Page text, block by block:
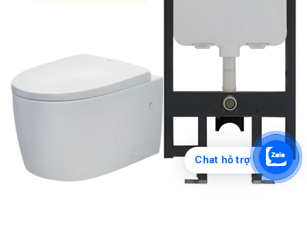
Chat hỗ trợ